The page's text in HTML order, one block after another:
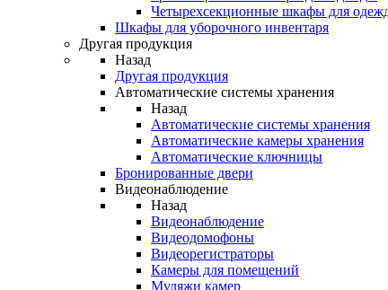
Четырехсекционные шкафы для
Шкафы для уборочного инвентаря
Другая продукция
Назад
Другая продукция
Автоматические системы хранения
Назад
Автоматические системы хранения
Автоматические камеры хранения
Автоматические ключницы
Бронированные двери
Видеонаблюдение
Назад
Видеонаблюдение
Видеодомофоны
Видеорегистраторы
Камеры для помещений
Муляжи камер